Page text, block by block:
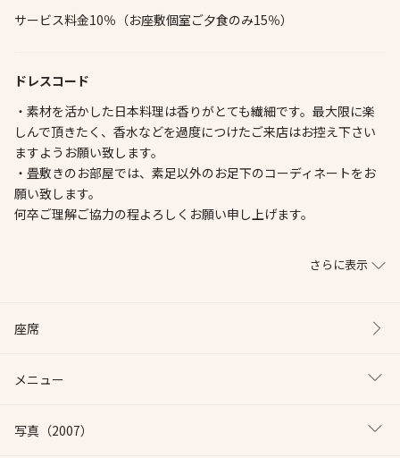
サービス料金10％（お座敷個室ご夕食のみ15％）
ドレスコード
・素材を活かした日本料理は香りがとても繊細です。最大限に楽
しんで頂きたく、香水などを過度につけたご来店はお控え下さい
ますようお願い致します。
・畳敷きのお部屋では、素足以外のお足下のコーディネートをお
願い致します。
何卒ご理解ご協力の程よろしくお願い申し上げます。
さらに表示
座席
メニュー
写真 （2007）